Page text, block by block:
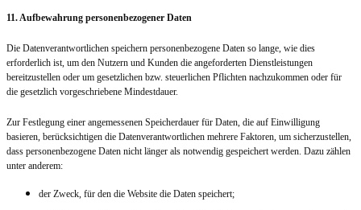
11. Aufbewahrung personenbezogener Daten
Die Datenverantwortlichen speichern personenbezogene Daten so lange, wie dies
erforderlich ist, um den Nutzern und Kunden die angeforderten Dienstleistungen
bereitzustellen oder um gesetzlichen bzw. steuerlichen Pflichten nachzukommen oder für
die gesetzlich vorgeschriebene Mindestdauer.
Zur Festlegung einer angemessenen Speicherdauer für Daten, die auf Einwilligung
basieren, berücksichtigen die Datenverantwortlichen mehrere Faktoren, um sicherzustellen,
dass personenbezogene Daten nicht länger als notwendig gespeichert werden. Dazu zählen
unter anderem:
der Zweck, für den die Website die Daten speichert;